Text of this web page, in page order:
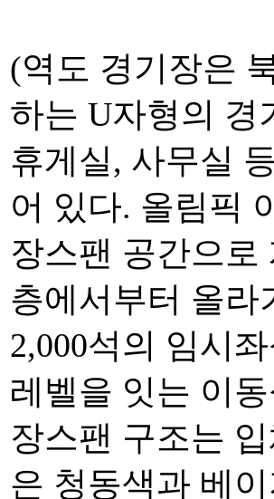
(역도 경기장은
하는 U자형의 경
휴게실, 사무실
어 있다. 올림픽
장스팬 공간으로
층에서부터 올라
2,000석의 임시
레벨을 잇는 이
장스팬 구조는
은 청동색과 베